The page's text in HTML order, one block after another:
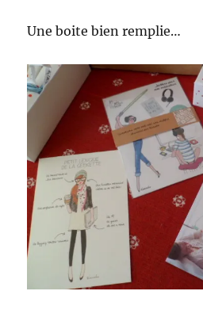
Une boite bien remplie…